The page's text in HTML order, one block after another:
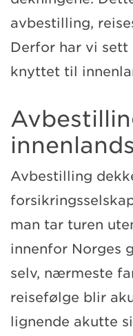
avbestilling,
Derfor har vi sett
knyttet til
Avbestilling
man tar turen
innenfor Norges
selv, nærmeste
reisefølge blir
lignende akutte